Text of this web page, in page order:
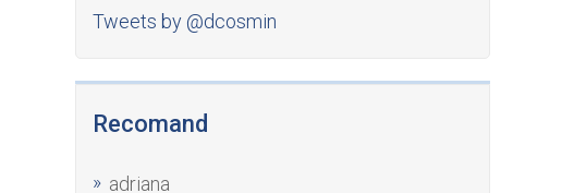
Tweets by @dcosmin
Recomand
adriana